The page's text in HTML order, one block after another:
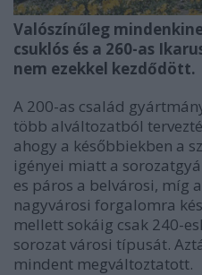
Valószínűleg
csuklós és a 260-as
nem ezekkel kezdődött.
A 200-as család
több alváltozatból
ahogy a későbbiekben a
igényei miatt a
es páros a belvárosi, míg
nagyvárosi forgalomra
mellett sokáig csak 240-
sorozat városi típusát.
mindent megváltoztatott.